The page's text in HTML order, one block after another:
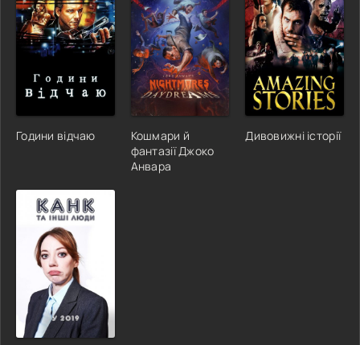
Години відчаю
Кошмари й
фантазії Джоко
Анвара
Дивовижні історії